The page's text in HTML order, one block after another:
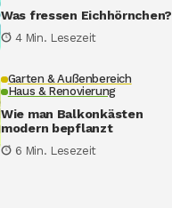
Was fressen Eichhörnchen?
4 Min. Lesezeit
Garten & Außenbereich
Haus & Renovierung
Wie man Balkonkästen
modern bepflanzt
6 Min. Lesezeit